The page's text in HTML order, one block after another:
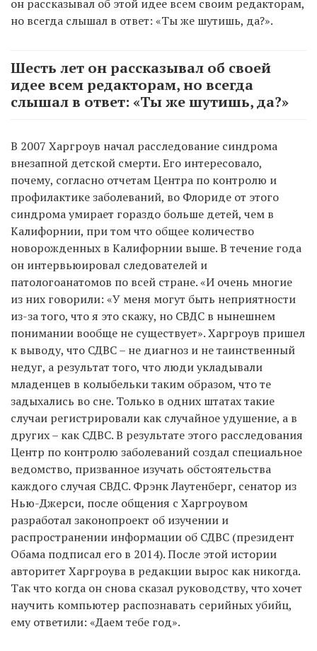
он рассказывал об этой идее всем своим редакторам,
но всегда слышал в ответ: «Ты же шутишь, да?».
Шесть лет он рассказывал об своей
идее всем редакторам, но всегда
слышал в ответ: «Ты же шутишь, да?»
В 2007 Харгроув начал расследование синдрома
внезапной детской смерти. Его интересовало,
почему, согласно отчетам Центра по контролю и
профилактике заболеваний, во Флориде от этого
синдрома умирает гораздо больше детей, чем в
Калифорнии, при том что общее количество
новорожденных в Калифорнии выше. В течение года
он интервьюировал следователей и
патологоанатомов по всей стране. «И очень многие
из них говорили: «У меня могут быть неприятности
из-за того, что я это скажу, но СВДС в нынешнем
понимании вообще не существует». Харгроув пришел
к выводу, что СДВС – не диагноз и не таинственный
недуг, а результат того, что люди укладывали
младенцев в колыбельки таким образом, что те
задыхались во сне. Только в одних штатах такие
случаи регистрировали как случайное удушение, а в
других – как СДВС. В результате этого расследования
Центр по контролю заболеваний создал специальное
ведомство, призванное изучать обстоятельства
каждого случая СВДС. Фрэнк Лаутенберг, сенатор из
Нью-Джерси, после общения с Харгроувом
разработал законопроект об изучении и
распространении информации об СДВС (президент
Обама подписал его в 2014). После этой истории
авторитет Харгроува в редакции вырос как никогда.
Так что когда он снова сказал руководству, что хочет
научить компьютер распознавать серийных убийц,
ему ответили: «Даем тебе год».